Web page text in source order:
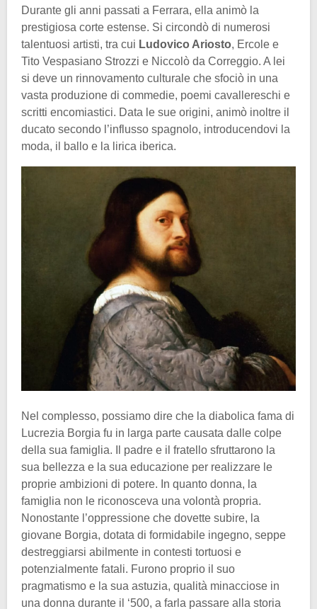
Durante gli anni passati a Ferrara, ella animò la
prestigiosa corte estense. Si circondò di numerosi
talentuosi artisti, tra cui Ludovico Ariosto, Ercole e
Tito Vespasiano Strozzi e Niccolò da Correggio. A lei
si deve un rinnovamento culturale che sfociò in una
vasta produzione di commedie, poemi cavallereschi e
scritti encomiastici. Data le sue origini, animò inoltre il
ducato secondo l’influsso spagnolo, introducendovi la
moda, il ballo e la lirica iberica.
Nel complesso, possiamo dire che la diabolica fama di
Lucrezia Borgia fu in larga parte causata dalle colpe
della sua famiglia. Il padre e il fratello sfruttarono la
sua bellezza e la sua educazione per realizzare le
proprie ambizioni di potere. In quanto donna, la
famiglia non le riconosceva una volontà propria.
Nonostante l’oppressione che dovette subire, la
giovane Borgia, dotata di formidabile ingegno, seppe
destreggiarsi abilmente in contesti tortuosi e
potenzialmente fatali. Furono proprio il suo
pragmatismo e la sua astuzia, qualità minacciose in
una donna durante il ‘500, a farla passare alla storia